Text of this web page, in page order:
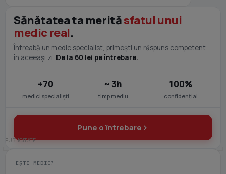
Sănătatea ta merităsfatul unui
medic real.
Întreabă un medic specialist, primești un răspuns competent
în aceeași zi. De la 60 lei pe întrebare.
+70
medici specialiști
~ 3h
timp mediu
100%
confidențial
Pune o întrebare
EȘTI MEDIC?